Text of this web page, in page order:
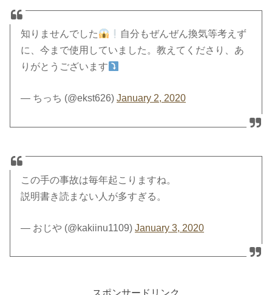
知りませんでした
自分もぜんぜん換気等考えず
に、今まで使用していました。教えてくださり、あ
りがとうございます
— ちっち (@ekst626)January 2, 2020
この手の事故は毎年起こりますね。
説明書き読まない人が多すぎる。
— おじや (@kakiinu1109)January 3, 2020
スポンサードリンク